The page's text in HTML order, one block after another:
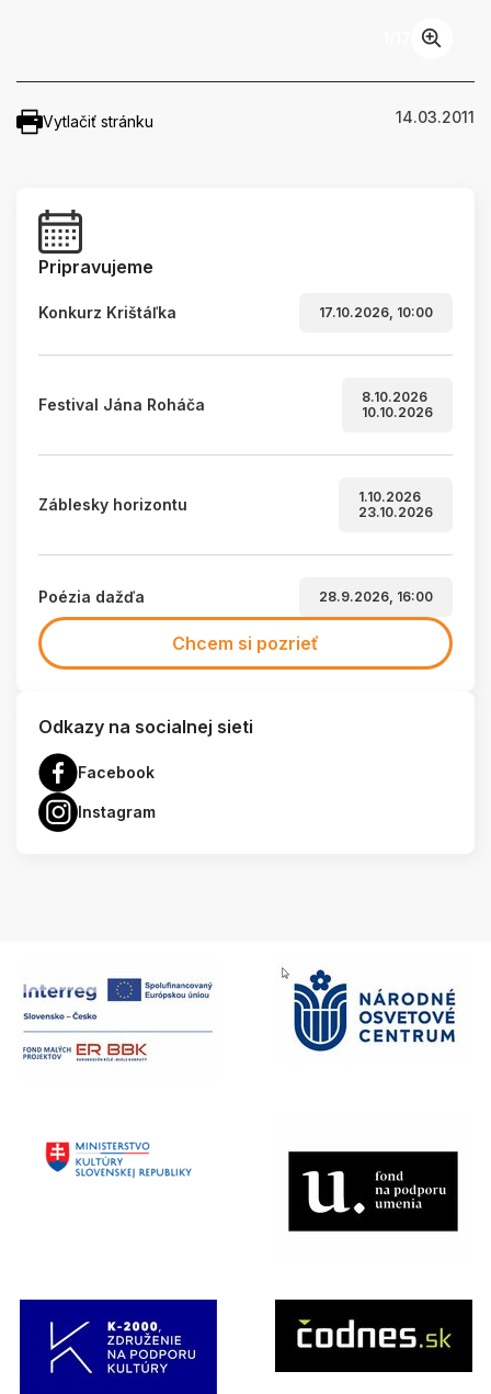
Vytlačiť stránku 14.03.2011
Pripravujeme
Konkurz Krištáľka 17.10.2026, 10:00
Festival Jána Roháča
8.10.2026
10.10.2026
Záblesky horizontu
1.10.2026
23.10.2026
Poézia dažďa 28.9.2026, 16:00
Chcem si pozrieť
Odkazy na socialnej sieti
Facebook
Instagram